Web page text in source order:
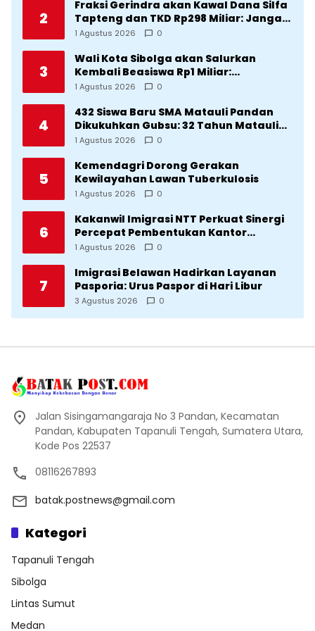
2
Fraksi Gerindra akan Kawal Dana Silfa
Tapteng dan TKD Rp298 Miliar: Jangan
Sampai Pekerjaan Pusat dan Provinsi
1 Agustus 2026 0
3
Wali Kota Sibolga akan Salurkan
Kembali Beasiswa Rp1 Miliar:
Diproritaskan Mahasiswa Korban
1 Agustus 2026 0
4
432 Siswa Baru SMA Matauli Pandan
Dikukuhkan Gubsu: 32 Tahun Matauli
Cetak SDM Unggul
1 Agustus 2026 0
5
Kemendagri Dorong Gerakan
Kewilayahan Lawan Tuberkulosis
1 Agustus 2026 0
6
Kakanwil Imigrasi NTT Perkuat Sinergi
Percepat Pembentukan Kantor
Imigrasi Sumba Timur
1 Agustus 2026 0
7
Imigrasi Belawan Hadirkan Layanan
Pasporia: Urus Paspor di Hari Libur
3 Agustus 2026 0
Jalan Sisingamangaraja No 3 Pandan, Kecamatan
Pandan, Kabupaten Tapanuli Tengah, Sumatera Utara,
Kode Pos 22537
08116267893
batak.postnews@gmail.com
Kategori
Tapanuli Tengah
Sibolga
Lintas Sumut
Medan